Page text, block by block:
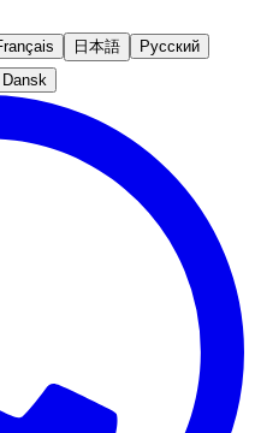
日本語
Русский
Dansk